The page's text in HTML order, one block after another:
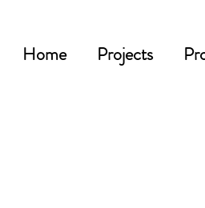
Home Projects